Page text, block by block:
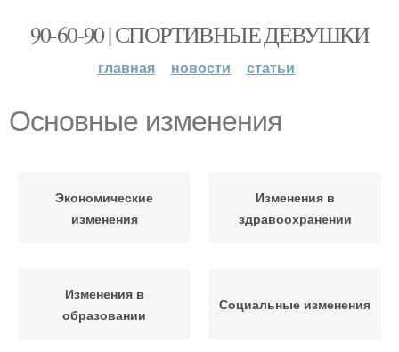
90-60-90 | СПОРТИВНЫЕ ДЕВУШКИ
главная новости статьи
Основные изменения
Экономические
изменения
Изменения в
здравоохранении
Изменения в
образовании
Социальные изменения